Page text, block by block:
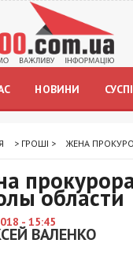
НОВИНИ
> ГРОШІ > ЖЕНА
области
- 15:45
ВАЛЕНКО